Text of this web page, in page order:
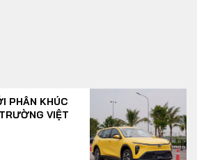
PHÂN KHÚC
VIỆT